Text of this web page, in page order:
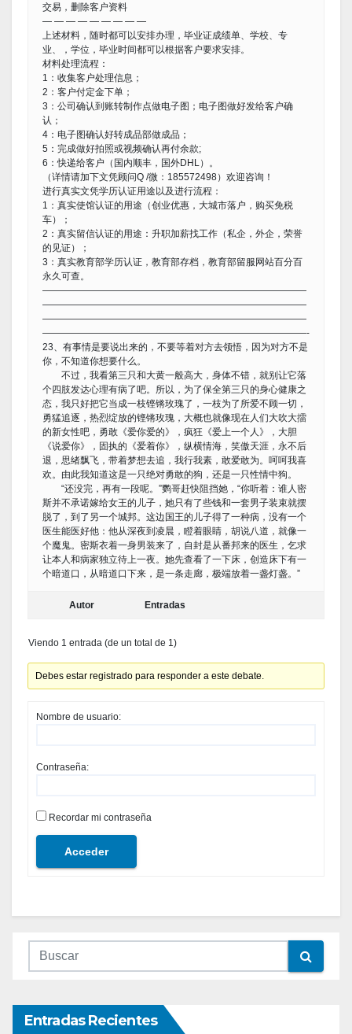
交易，删除客户资料
— — — — — — — — —
上述材料，随时都可以安排办理，毕业证成绩单、学校、专
业、，学位，毕业时间都可以根据客户要求安排。
材料处理流程：
1：收集客户处理信息；
2：客户付定金下单；
3：公司确认到账转制作点做电子图；电子图做好发给客户确
认；
4：电子图确认好转成品部做成品；
5：完成做好拍照或视频确认再付余款;
6：快递给客户（国内顺丰，国外DHL）。
（详情请加下文凭顾问Q /微：185572498）欢迎咨询！
进行真实文凭学历认证用途以及进行流程：
1：真实使馆认证的用途（创业优惠，大城市落户，购买免税
车）；
2：真实留信认证的用途：升职加薪找工作（私企，外企，荣誉
的见证）；
3：真实教育部学历认证，教育部存档，教育部留服网站百分百
永久可查。
————————————————————————————
————————————————————————————
————————————————————————————
————————————————————————————-
23、有事情是要说出来的，不要等着对方去领悟，因为对方不是
你，不知道你想要什么。
不过，我看第三只和大黄一般高大，身体不错，就别让它落
个四肢发达心理有病了吧。所以，为了保全第三只的身心健康之
态，我只好把它当成一枝铿锵玫瑰了，一枝为了所爱不顾一切，
勇猛追逐，热烈绽放的铿锵玫瑰，大概也就像现在人们大吹大擂
的新女性吧，勇敢《爱你爱的》，疯狂《爱上一个人》，大胆
《说爱你》，固执的《爱着你》，纵横情海，笑傲天涯，永不后
退，思绪飘飞，带着梦想去追，我行我素，敢爱敢为。呵呵我喜
欢。由此我知道这是一只绝对勇敢的狗，还是一只性情中狗。
“还没完，再有一段呢。”鹦哥赶快阻挡她，“你听着：谁人密
斯并不承诺嫁给女王的儿子，她只有了些钱和一套男子装束就摆
脱了，到了另一个城邦。这边国王的儿子得了一种病，没有一个
医生能医好他：他从深夜到凌晨，瞪着眼睛，胡说八道，就像一
个魔鬼。密斯衣着一身男装来了，自封是从番邦来的医生，乞求
让本人和病家独立待上一夜。她先查看了一下床，创造床下有一
个暗道口，从暗道口下来，是一条走廊，极端放着一盏灯盏。”
Autor Entradas
Viendo 1 entrada (de un total de 1)
Debes estar registrado para responder a este debate.
Nombre de usuario:
Contraseña:
Recordar mi contraseña
Acceder
Entradas Recientes